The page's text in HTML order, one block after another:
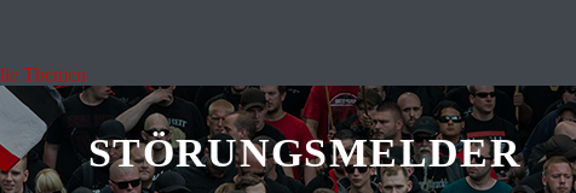
Themen
STÖRUNGSMELDER